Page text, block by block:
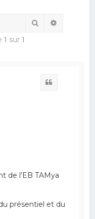
Rechercher
1 sur 1
de l’EB TAMya
présentiel et du